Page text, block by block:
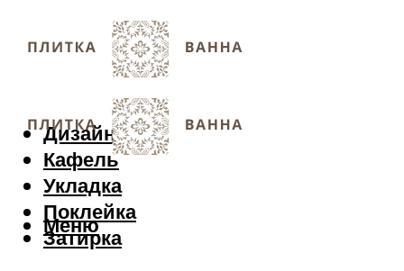
Дизайн
Кафель
Укладка
Поклейка
Затирка
Меню